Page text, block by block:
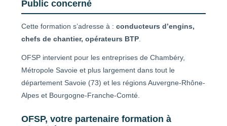
Public concerné
Cette formation s’adresse à : conducteurs d’engins,
chefs de chantier, opérateurs BTP
OFSP intervient pour les entreprises de Chambéry,
Métropole Savoie et plus largement dans tout le
département Savoie (73) et les régions Auvergne-Rhône-
Alpes et Bourgogne-Franche-Comté.
OFSP, votre partenaire formation à